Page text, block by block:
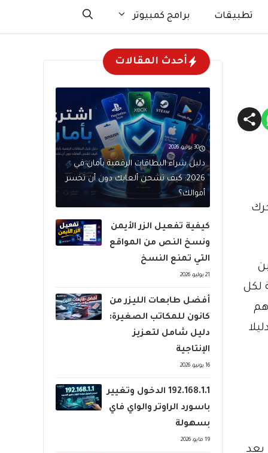
تطبيقات برامج كمبيوتر
لكل
يعد
أحدث المقالات
30 يوليو، 2026
دليل شراء البطاقات الرقمية بأمان في
2026: كيف تشحن ألعابك دون أن تخسر
أموالك؟
كيفية تفعيل الزر الأيمن
ونسخ النص من المواقع
التي تمنع النسخ
21 يوليو، 2026
أفضل طابعات الليزر من
كانون للمكاتب الصغيرة:
دليل شامل لتعزيز
الإنتاجية
16 يونيو، 2026
192.168.1.1 الدخول وتغيير
باسورد الراوتر والواي فاي
بسهولة
19 مايو، 2026